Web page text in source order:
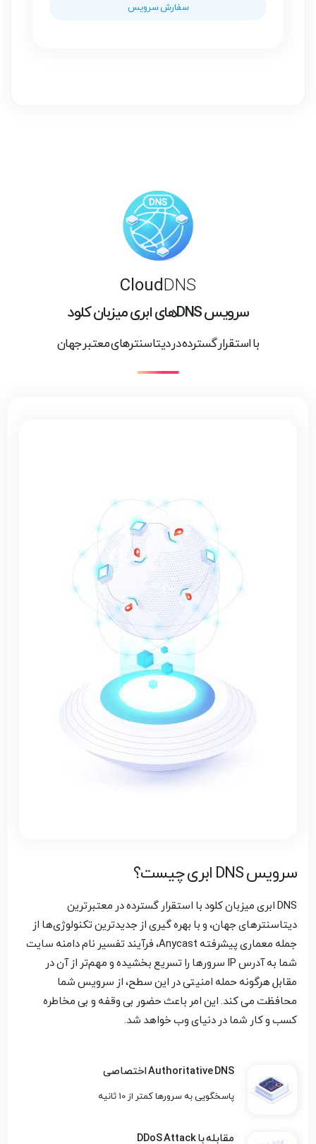
سفارش سرویس
CloudDNS
سرویس DNS‌های ابری میزبان کلود
با استقرار گسترده در دیتاسنترهای معتبر جهان
سرویس DNS ابری چیست؟
DNS ابری میزبان کلود با استقرار گسترده در معتبرترین
دیتاسنترهای جهان، و با بهره گیری از جدیدترین تکنولوژی‌ها از
جمله معماری پیشرفته Anycast، فرآیند تفسیر نام دامنه سایت
شما به آدرس IP سرورها را تسریع بخشیده و مهم‌تر از آن در
مقابل هرگونه حمله امنیتی در این سطح، از سرویس شما
محافظت می کند. این امر باعث حضور بی وقفه و بی مخاطره
کسب و کار شما در دنیای وب خواهد شد.
Authoritative DNS اختصاصی
پاسخگویی به سرورها کمتر از 10 ثانیه
مقابله با DDoS Attack